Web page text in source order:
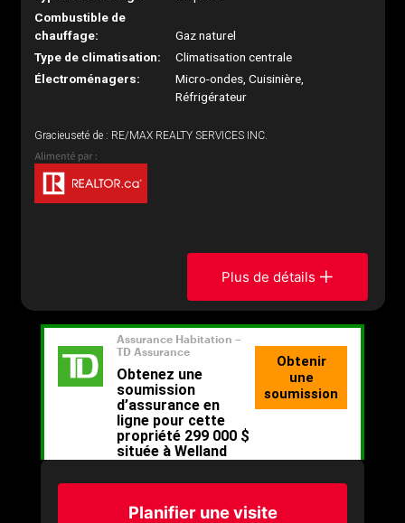
Combustible de
chauffage:
Gaz naturel
Type de climatisation:
Climatisation centrale
Électroménagers:
Micro-ondes, Cuisinière,
Réfrigérateur
Gracieuseté de : RE/MAX REALTY SERVICES INC.
Plus de détails
Planifier une visite